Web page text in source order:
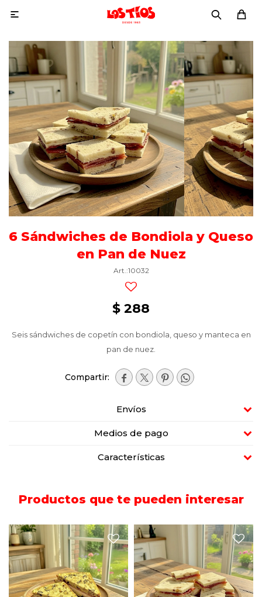

6 Sándwiches de Bondiola y Queso
en Pan de Nuez
10032
$ 288
Seis sándwiches de copetín con bondiola, queso y manteca en
pan de nuez.
   
Envíos
Medios de pago
Características
Productos que te pueden interesar
Dos sándwiches con lomito
y manteca en pan de budín
de nuez.
Seis sándwiches de copetín
con bondiola y manteca en
pan de nuez.